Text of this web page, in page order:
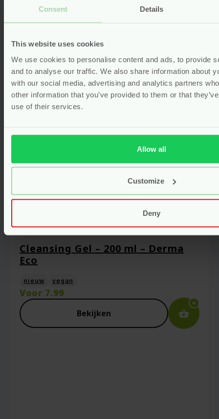
Consent Details
This website uses cookies
We use cookies to personalise content and ads, to provide
and to analyse our traffic. We also share information about
with our social media, advertising and analytics partners
other information that you’ve provided to them or that
use of their services.
Allow all
Customize
Deny
Soap7
Voor7.50
Bekijken
Cleansing Gel – 200 ml – Derma
Eco
nieuw vegan
Voor 7.99
Bekijken